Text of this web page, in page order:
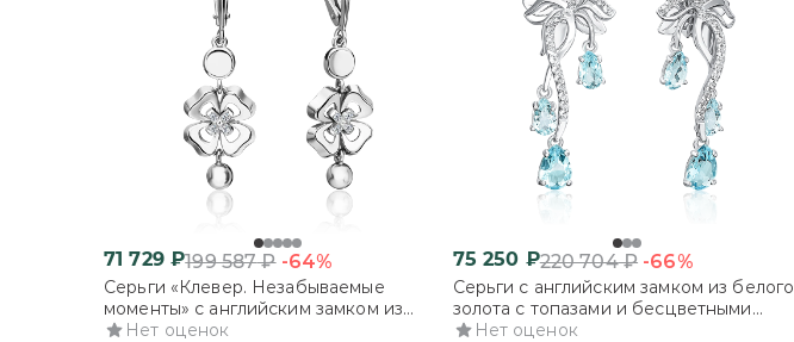
71 729₽199 587₽ -64%
Серьги «Клевер. Незабываемые
моменты» с английским замком из
белого золота с бриллиантами
Нет оценок
75 250 ₽220 704₽ -66%
Серьги с английским замком из белого
золота с топазами и бесцветными
топазами
Нет оценок